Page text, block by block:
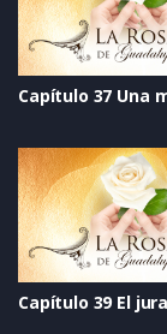
Capítulo 39 El